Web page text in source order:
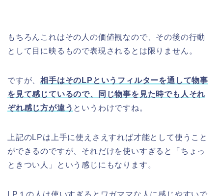
もちろんこれはその人の価値観なので、その後の行動
として目に映るもので表現されるとは限りません。
ですが、相手はそのLPというフィルターを通して物事
を見て感じているので、同じ物事を見た時でも人それ
ぞれ感じ方が違う というわけですね。
上記のLPは上手に使えさえすれば才能として使うこと
ができるのですが、それだけを使いすぎると「ちょっ
ときつい人」という感じにもなります。